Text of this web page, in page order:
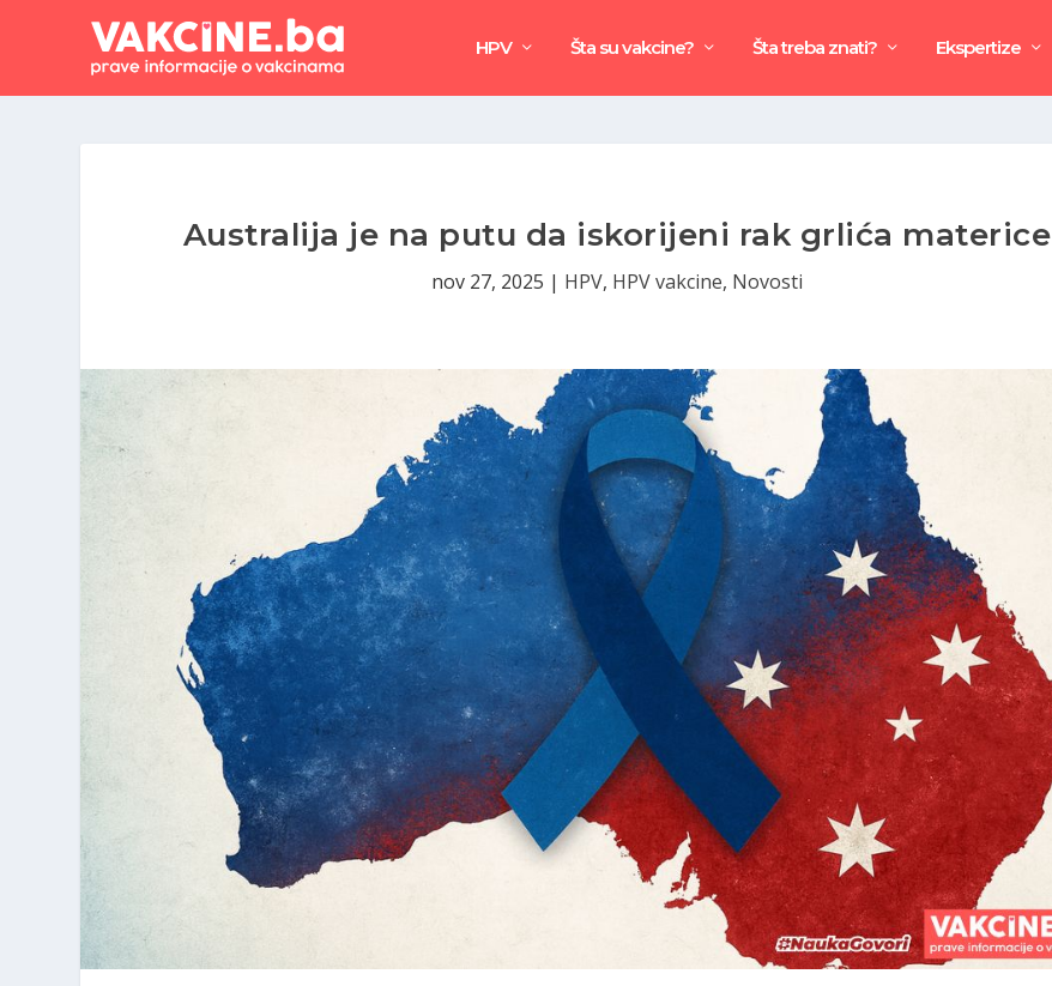
HPV Šta su vakcine? Šta treba znati? Ekspertize
Australija je na putu da iskorijeni rak grlića materice
nov 27, 2025 | HPV, HPV vakcine, Novosti